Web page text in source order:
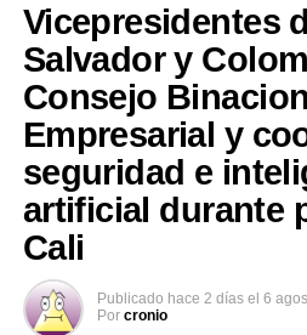
«¿Se han de estar
preguntando cómo llevarse
un maletinazo en Bitcoins”:
Christian Guevara, a la
oposición
9 junio, 2021
En «Política»
RELATED TOPICS:
NUEVAS IDEAS
REFORMA DE PENSIONES
Vicepresidentes
Salvador y
Consejo
Empresarial y
seguridad e
artificial durante
Cali
Publicado hace 2 días el 6
Por cronio